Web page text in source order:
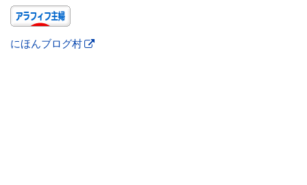
にほんブログ村